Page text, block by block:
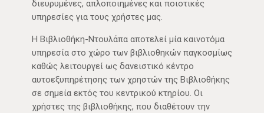
διευρυμένες, απλοποιημένες και ποιοτικές
υπηρεσίες για τους χρήστες μας.
Η Βιβλιοθήκη-Ντουλάπα αποτελεί μία καινοτόμα
υπηρεσία στο χώρο των βιβλιοθηκών παγκοσμίως
καθώς λειτουργεί ως δανειστικό κέντρο
αυτοεξυπηρέτησης των χρηστών της Βιβλιοθήκης
σε σημεία εκτός του κεντρικού κτηρίου. Οι
χρήστες της βιβλιοθήκης, που διαθέτουν την